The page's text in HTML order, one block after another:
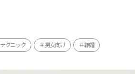
テクニック 男女向け 結婚